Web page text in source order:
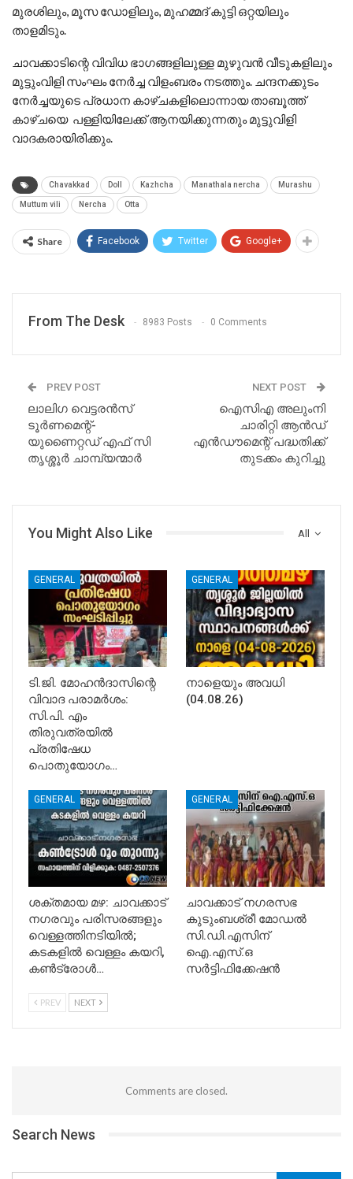
മുരശിലും, മൂസ ഡോളിലും, മുഹമ്മദ്‌ കുട്ടി ഒറ്റയിലും
താളമിടും.
ചാവക്കാടിന്റെ വിവിധ ഭാഗങ്ങളിലുള്ള മുഴുവന്‍ വീടുകളിലും
മുട്ടുംവിളി സംഘം നേര്‍ച്ച വിളംബരം നടത്തും. ചന്ദനക്കുടം
നേര്‍ച്ചയുടെ പ്രധാന കാഴ്ചകളിലൊന്നായ താബൂത്ത്
കാഴ്ചയെ പള്ളിയിലേക്ക് ആനയിക്കുന്നതും മുട്ടുവിളി
വാദകരായിരിക്കും.
Chavakkad Doll Kazhcha Manathala nercha Murashu
Muttum vili Nercha Otta
Share Facebook Twitter Google+
From The Desk 8983 Posts 0 Comments
PREV POST
ലാലിഗ വെട്ടരൻസ്
ടൂർണമെന്റ്-
യുണൈറ്റഡ് എഫ് സി
തൃശ്ശൂർ ചാമ്പ്യന്മാർ
NEXT POST
ഐസിഎ അലുംനി
ചാരിറ്റി ആൻഡ്
എൻഡൗമെന്റ് പദ്ധതിക്ക്‌
തുടക്കം കുറിച്ചു
All
You Might Also Like
GENERAL
ടി.ജി. മോഹൻദാസിന്റെ
വിവാദ പരാമർശം:
സി.പി. എം
തിരുവത്രയിൽ
പ്രതിഷേധ
പൊതുയോഗം…
GENERAL
നാളെയും അവധി
(04.08.26)
GENERAL
ശക്തമായ മഴ: ചാവക്കാട്
നഗരവും പരിസരങ്ങളും
വെള്ളത്തിനടിയിൽ;
കടകളിൽ വെള്ളം കയറി,
കൺട്രോൾ…
GENERAL
ചാവക്കാട് നഗരസഭ
കുടുംബശ്രീ മോഡൽ
സി.ഡി.എസിന്
ഐ.എസ്.ഒ
സർട്ടിഫിക്കേഷൻ
PREV NEXT
Comments are closed.
Search News